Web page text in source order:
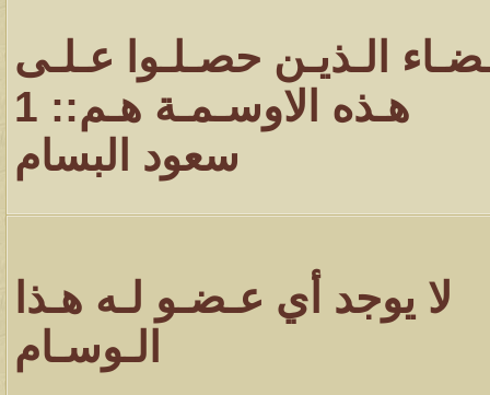
الـذيـن حصـلـوا عـلـى
هـذه الاوسـمـة هـم:: 1
سعود البسام
لا يوجد أي عـضـو لـه هـذا
الـوسـام